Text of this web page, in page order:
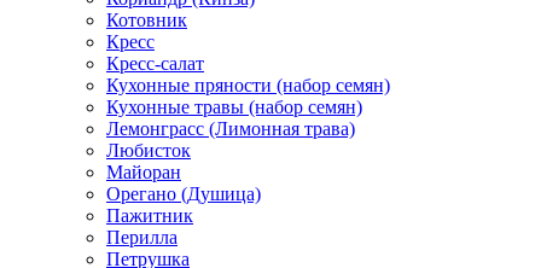
Котовник
Кресс
Кресс-салат
Кухонные пряности (набор семян)
Кухонные травы (набор семян)
Лемонграсс (Лимонная трава)
Любисток
Майоран
Орегано (Душица)
Пажитник
Перилла
Петрушка